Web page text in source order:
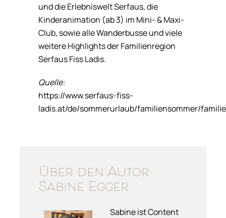
und die Erlebniswelt Serfaus, die
Kinderanimation (ab 3) im Mini- & Maxi-
Club, sowie alle Wanderbusse und viele
weitere Highlights der Familienregion
Serfaus Fiss Ladis.
Quelle:
https://www.serfaus-fiss-
ladis.at/de/sommerurlaub/familiensommer/
Über den Autor:
Sabine Egger
Sabine ist Content